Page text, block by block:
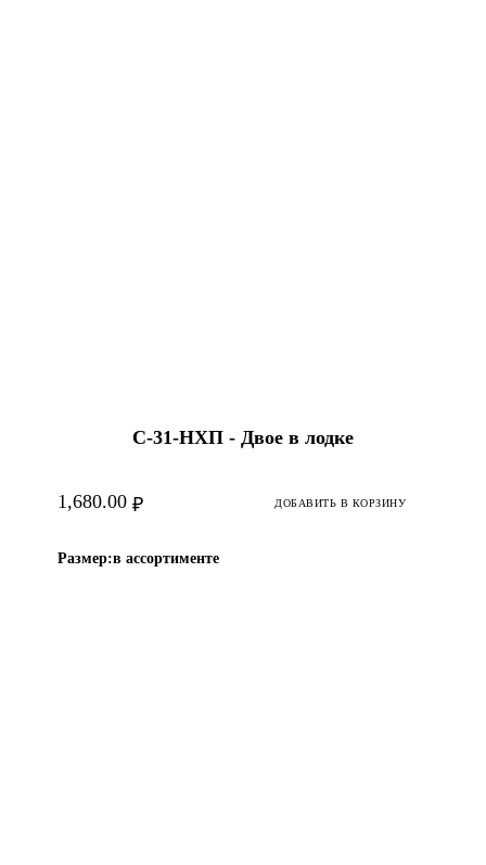
С-31-HХП - Двое в лодке
₽
1,680.00 ДОБАВИТЬ В КОРЗИНУ
Размер:в ассортименте